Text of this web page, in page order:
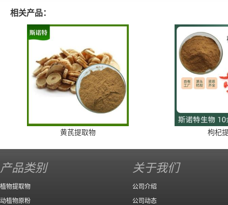
相关产品：
黄芪提取物 枸杞
产品类别
植物提取物
动植物原粉
关于我们
公司介绍
公司动态